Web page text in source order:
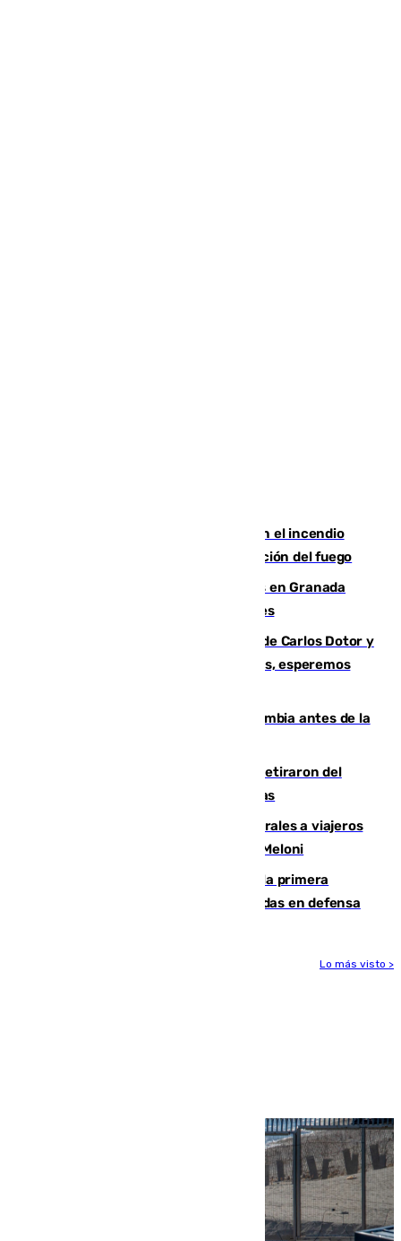
Activado el nivel 2 de emergencia en el incendio
forestal de Niebla por la compleja evolución del fuego
Controlado un incendio de rastrojos en Granada
junto a la autovía y al Callejón de Nogales
Juanfran Funes, sobre las lesiones de Carlos Dotor y
Fernando Calero: “Estamos preocupados, esperemos
Felipe VI refuerza los lazos con Colombia antes de la
Fernando Calero y Carlos Dotor se retiraron del
encuentro contra el Ceuta con molestias
España restablece controles temporales a viajeros
procedentes de Italia como repuesta a Meloni
El Málaga cae ante el Ceuta y suma la primera
derrota de la pretemporada dejando dudas en defensa
Lo más visto >